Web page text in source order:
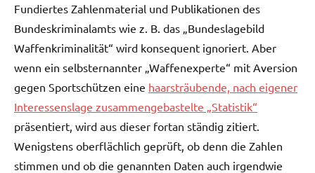
Fundiertes Zahlenmaterial und Publikationen des
Bundeskriminalamts wie z. B. das „Bundeslagebild
Waffenkriminalität“ wird konsequent ignoriert. Aber
wenn ein selbsternannter „Waffenexperte“ mit Aversion
gegen Sportschützen eine haarsträubende, nach eigener
Interessenslage zusammengebastelte „Statistik“
präsentiert, wird aus dieser fortan ständig zitiert.
Wenigstens oberflächlich geprüft, ob denn die Zahlen
stimmen und ob die genannten Daten auch irgendwie